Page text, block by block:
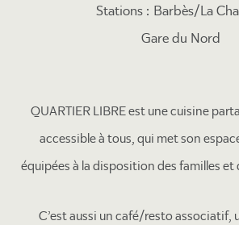
Stations : Barbès/La
Gare du Nord
QUARTIER LIBRE est une cuisine
accessible à tous, qui met son
équipées à la disposition des familles et
C’est aussi un café/resto associatif,